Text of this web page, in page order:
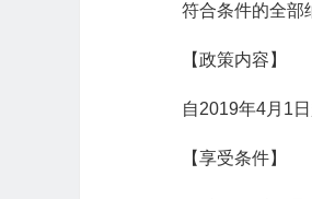
符合条件的全部
【政策内容】
自2019年4月1日
【享受条件】